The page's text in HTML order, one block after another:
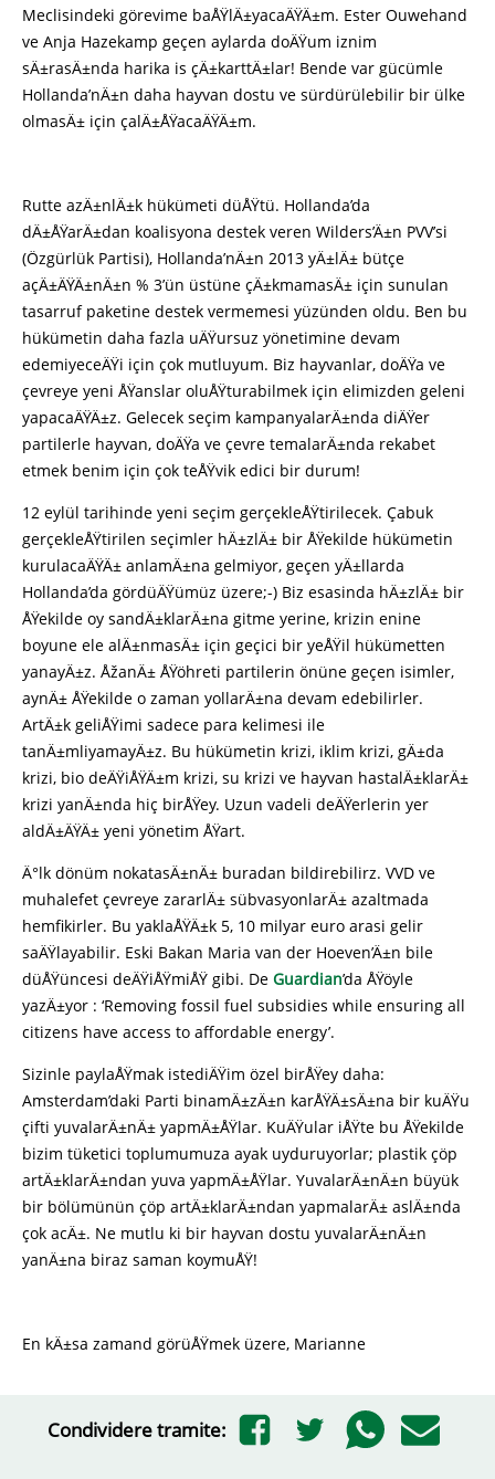
Meclisindeki görevime baÅŸlÄ±yacaÄŸÄ±m. Ester Ouwehand
ve Anja Hazekamp geçen aylarda doÄŸum iznim
sÄ±rasÄ±nda harika is çÄ±karttÄ±lar! Bende var gücümle
Hollanda’nÄ±n daha hayvan dostu ve sürdürülebilir bir ülke
olmasÄ± için çalÄ±ÅŸacaÄŸÄ±m.
Rutte azÄ±nlÄ±k hükümeti düÅŸtü. Hollanda’da
dÄ±ÅŸarÄ±dan koalisyona destek veren Wilders’Ä±n PVV’si
(Özgürlük Partisi), Hollanda’nÄ±n 2013 yÄ±lÄ± bütçe
açÄ±ÄŸÄ±nÄ±n % 3’ün üstüne çÄ±kmamasÄ± için sunulan
tasarruf paketine destek vermemesi yüzünden oldu. Ben bu
hükümetin daha fazla uÄŸursuz yönetimine devam
edemiyeceÄŸi için çok mutluyum. Biz hayvanlar, doÄŸa ve
çevreye yeni ÅŸanslar oluÅŸturabilmek için elimizden geleni
yapacaÄŸÄ±z. Gelecek seçim kampanyalarÄ±nda diÄŸer
partilerle hayvan, doÄŸa ve çevre temalarÄ±nda rekabet
etmek benim için çok teÅŸvik edici bir durum!
12 eylül tarihinde yeni seçim gerçekleÅŸtirilecek. Çabuk
gerçekleÅŸtirilen seçimler hÄ±zlÄ± bir ÅŸekilde hükümetin
kurulacaÄŸÄ± anlamÄ±na gelmiyor, geçen yÄ±llarda
Hollanda’da gördüÄŸümüz üzere;-) Biz esasinda hÄ±zlÄ± bir
ÅŸekilde oy sandÄ±klarÄ±na gitme yerine, krizin enine
boyune ele alÄ±nmasÄ± için geçici bir yeÅŸil hükümetten
yanayÄ±z. ÅžanÄ± ÅŸöhreti partilerin önüne geçen isimler,
aynÄ± ÅŸekilde o zaman yollarÄ±na devam edebilirler.
ArtÄ±k geliÅŸimi sadece para kelimesi ile
tanÄ±mliyamayÄ±z. Bu hükümetin krizi, iklim krizi, gÄ±da
krizi, bio deÄŸiÅŸÄ±m krizi, su krizi ve hayvan hastalÄ±klarÄ±
krizi yanÄ±nda hiç birÅŸey. Uzun vadeli deÄŸerlerin yer
aldÄ±ÄŸÄ± yeni yönetim ÅŸart.
Ä°lk dönüm nokatasÄ±nÄ± buradan bildirebilirz. VVD ve
muhalefet çevreye zararlÄ± sübvasyonlarÄ± azaltmada
hemfikirler. Bu yaklaÅŸÄ±k 5, 10 milyar euro arasi gelir
saÄŸlayabilir. Eski Bakan Maria van der Hoeven’Ä±n bile
düÅŸüncesi deÄŸiÅŸmiÅŸ gibi. De Guardian’da ÅŸöyle
yazÄ±yor : ‘Removing fossil fuel subsidies while ensuring all
citizens have access to affordable energy’.
Sizinle paylaÅŸmak istediÄŸim özel birÅŸey daha:
Amsterdam’daki Parti binamÄ±zÄ±n karÅŸÄ±sÄ±na bir kuÄŸu
çifti yuvalarÄ±nÄ± yapmÄ±ÅŸlar. KuÄŸular iÅŸte bu ÅŸekilde
bizim tüketici toplumumuza ayak uyduruyorlar; plastik çöp
artÄ±klarÄ±ndan yuva yapmÄ±ÅŸlar. YuvalarÄ±nÄ±n büyük
bir bölümünün çöp artÄ±klarÄ±ndan yapmalarÄ± aslÄ±nda
çok acÄ±. Ne mutlu ki bir hayvan dostu yuvalarÄ±nÄ±n
yanÄ±na biraz saman koymuÅŸ!
En kÄ±sa zamand görüÅŸmek üzere, Marianne
Condividere tramite: